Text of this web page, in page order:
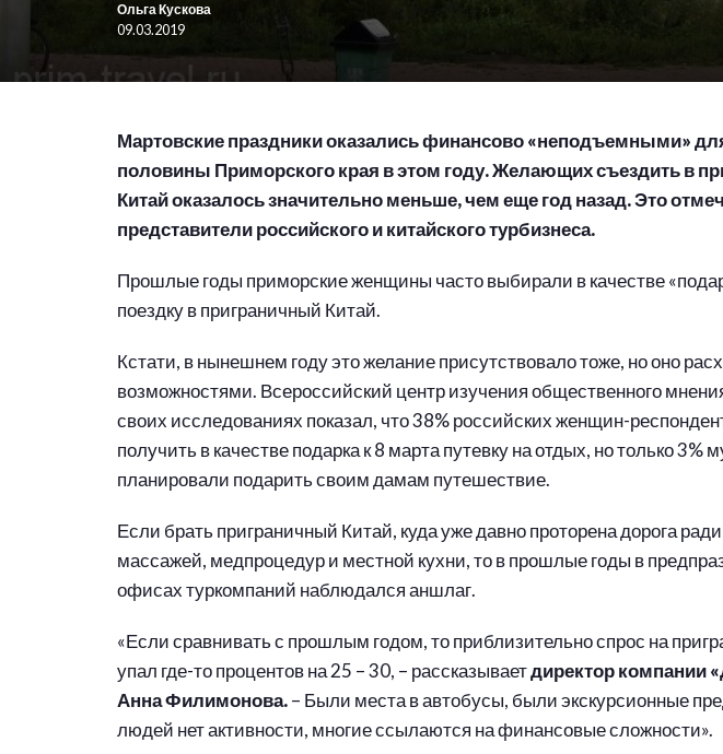
Ольга Кускова
09.03.2019
Мартовские праздники оказались финансово «неподъемными»
половины Приморского края в этом году. Желающих съездить в
Китай оказалось значительно меньше, чем еще год назад. Это
представители российского и китайского турбизнеса.
Прошлые годы приморские женщины часто выбирали в качестве
поездку в приграничный Китай.
Кстати, в нынешнем году это желание присутствовало тоже, но оно
возможностями. Всероссийский центр изучения общественного
своих исследованиях показал, что 38% российских женщин-
получить в качестве подарка к 8 марта путевку на отдых, но только 3%
планировали подарить своим дамам путешествие.
Если брать приграничный Китай, куда уже давно проторена дорога
массажей, медпроцедур и местной кухни, то в прошлые годы в
офисах туркомпаний наблюдался аншлаг.
«Если сравнивать с прошлым годом, то приблизительно спрос на
упал где-то процентов на 25 – 30, – рассказываетдиректор компании
Анна Филимонова.– Были места в автобусы, были экскурсионные
людей нет активности, многие ссылаются на финансовые сложности».